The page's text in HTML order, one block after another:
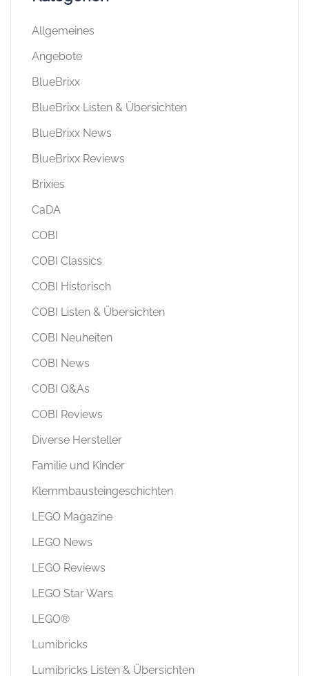
Allgemeines
Angebote
BlueBrixx
BlueBrixx Listen & Übersichten
BlueBrixx News
BlueBrixx Reviews
Brixies
CaDA
COBI
COBI Classics
COBI Historisch
COBI Listen & Übersichten
COBI Neuheiten
COBI News
COBI Q&As
COBI Reviews
Diverse Hersteller
Familie und Kinder
Klemmbausteingeschichten
LEGO Magazine
LEGO News
LEGO Reviews
LEGO Star Wars
LEGO®
Lumibricks
Lumibricks Listen & Übersichten